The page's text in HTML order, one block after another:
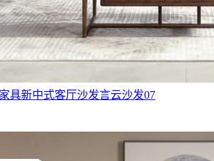
具新中式客厅沙发言云沙发07